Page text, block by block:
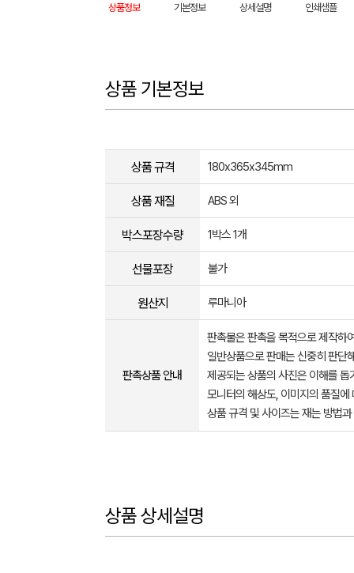
상품정보 기본정보 상세설명 인쇄샘플
상품 기본정보
상품 규격 180x365x345mm
상품 재질 ABS 외
박스포장수량 1박스 1개
선물포장 불가
원산지 루마니아
판촉상품 안내
판촉물은 판촉을 목적으로 제작하
일반상품으로 판매는 신중히 판단
제공되는 상품의 사진은 이해를
모니터의 해상도, 이미지의 품질
상품 규격 및 사이즈는 재는 방법
상품 상세설명